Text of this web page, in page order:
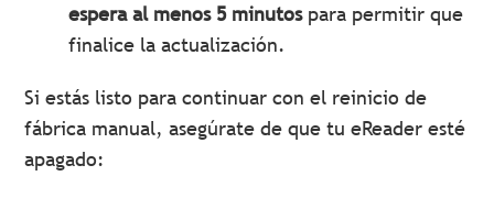
espera al menos 5 minutospara permitir que
finalice la actualización.
Si estás listo para continuar con el reinicio de
fábrica manual, asegúrate de que tu eReader esté
apagado: